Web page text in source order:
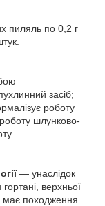
пиляль по 0,2 г
засіб;
роботу
шлунково-
— унаслідок
верхньої
має походження